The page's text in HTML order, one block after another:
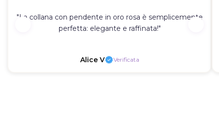
"La collana con pendente in oro rosa è semplicemente
perfetta: elegante e raffinata!"
Alice V Verificata